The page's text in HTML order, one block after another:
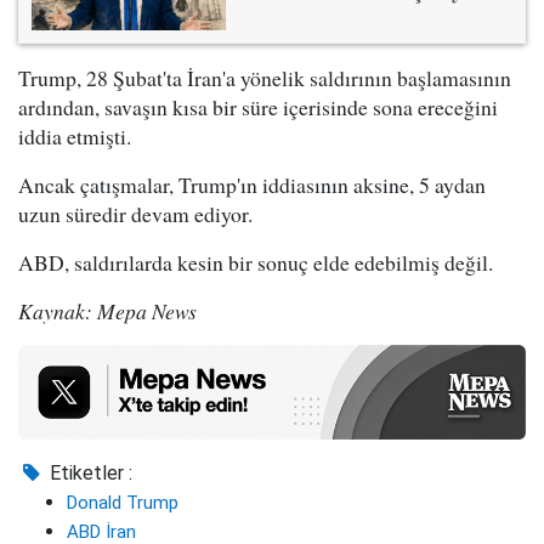
Trump, 28 Şubat'ta İran'a yönelik saldırının başlamasının
ardından, savaşın kısa bir süre içerisinde sona ereceğini
iddia etmişti.
Ancak çatışmalar, Trump'ın iddiasının aksine, 5 aydan
uzun süredir devam ediyor.
ABD, saldırılarda kesin bir sonuç elde edebilmiş değil.
Kaynak: Mepa News
Etiketler :
Donald Trump
ABD İran